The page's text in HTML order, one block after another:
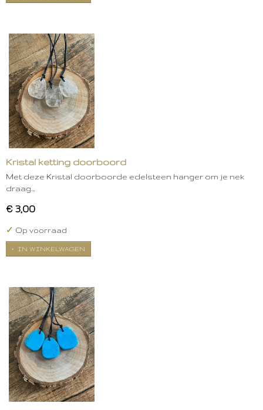
Kristal ketting doorboord
Met deze Kristal doorboorde edelsteen hanger om je nek
draag…
€ 3,00
✓ Op voorraad
IN WINKELWAGEN